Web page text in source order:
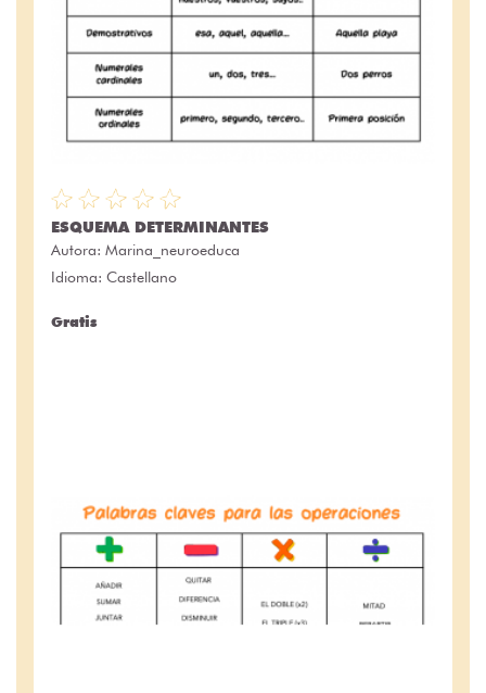
ESQUEMA DETERMINANTES
Autora: Marina_neuroeduca
Idioma: Castellano
Gratis